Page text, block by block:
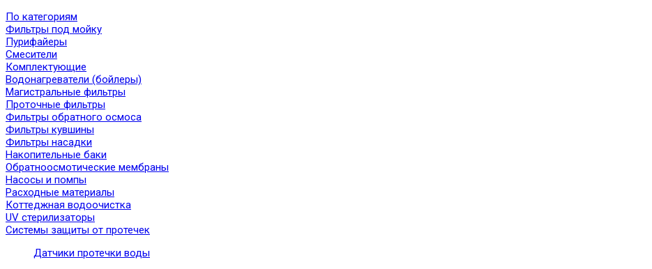
По категориям
Фильтры под мойку
Пурифайеры
Смесители
Комплектующие
Водонагреватели (бойлеры)
Магистральные фильтры
Проточные фильтры
Фильтры обратного осмоса
Фильтры кувшины
Фильтры насадки
Накопительные баки
Обратноосмотические мембраны
Насосы и помпы
Расходные материалы
Коттеджная водоочистка
UV стерилизаторы
Системы защиты от протечек
Датчики протечки воды